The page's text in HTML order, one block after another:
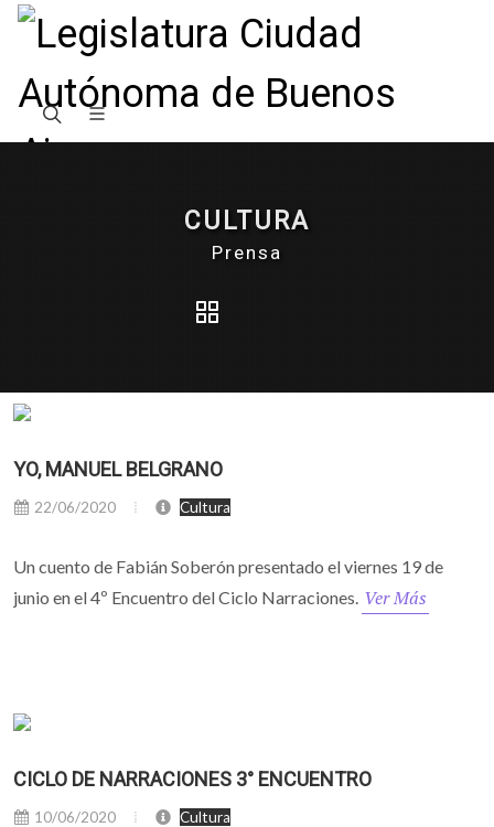
CULTURA
Prensa
YO, MANUEL BELGRANO
22/06/2020 Cultura
Un cuento de Fabián Soberón presentado el viernes 19 de
junio en el 4º Encuentro del Ciclo Narraciones. Ver Más
CICLO DE NARRACIONES 3° ENCUENTRO
10/06/2020 Cultura